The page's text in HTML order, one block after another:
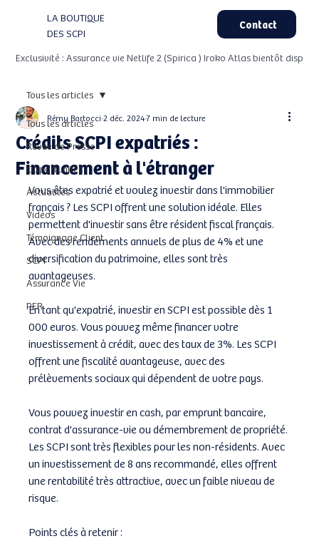
LA BOUTIQUE
DES SCPI
Exclusivité : Assurance vie Netlife 2 (Spirica ) Iroko Atlas bientôt
Contact
Tous les articles
Revue de Presse
Opportunités
Actualités
Vidéos
Témoignage Client
SCPI
Assurance Vie
PER
Tous les articles
Crédits SCPI expatriés :
Financement à l'étranger
Rémy Bartocci 2 déc. 20247 min de lecture
Vous êtes expatrié et voulez investir dans l'immobilier
français ? Les SCPI offrent une solution idéale. Elles
permettent d'investir sans être résident fiscal français.
Avec des rendements annuels de plus de 4% et une
diversification du patrimoine, elles sont très
avantageuses.
En tant qu'expatrié, investir en SCPI est possible dès 1
000 euros. Vous pouvez même financer votre
investissement à crédit, avec des taux de 3%. Les SCPI
offrent une fiscalité avantageuse, avec des
prélèvements sociaux qui dépendent de votre pays.
Vous pouvez investir en cash, par emprunt bancaire,
contrat d'assurance-vie ou démembrement de propriété.
Les SCPI sont très flexibles pour les non-résidents. Avec
un investissement de 8 ans recommandé, elles offrent
une rentabilité très attractive, avec un faible niveau de
risque.
Points clés à retenir :